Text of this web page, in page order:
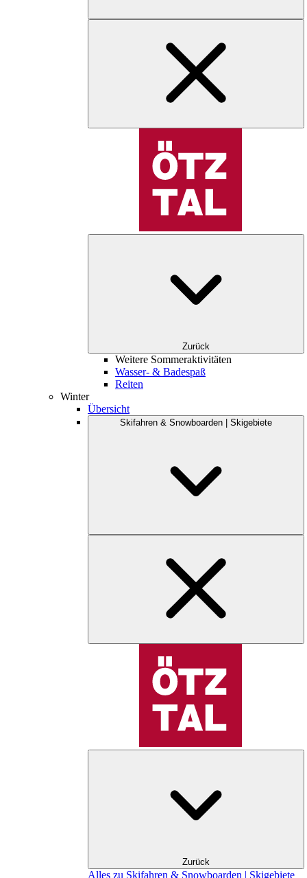
Zurück
Weitere Sommeraktivitäten
Wasser- & Badespaß
Reiten
Winter
Übersicht
Skifahren & Snowboarden | Skigebiete
Zurück
Alles zu Skifahren & Snowboarden | Skigebiete